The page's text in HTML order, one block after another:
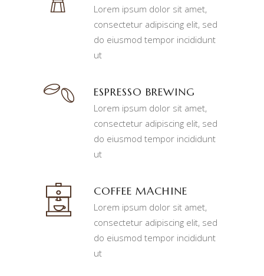
Lorem ipsum dolor sit amet,
consectetur adipiscing elit, sed
do eiusmod tempor incididunt
ut
ESPRESSO BREWING
Lorem ipsum dolor sit amet,
consectetur adipiscing elit, sed
do eiusmod tempor incididunt
ut
COFFEE MACHINE
Lorem ipsum dolor sit amet,
consectetur adipiscing elit, sed
do eiusmod tempor incididunt
ut